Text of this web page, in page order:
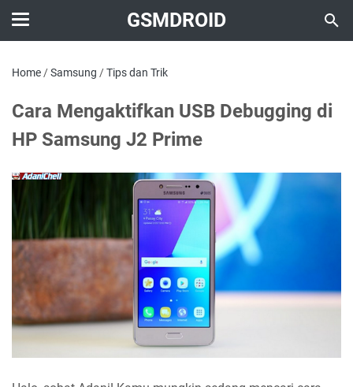
GSMDROID
Home /Samsung /Tips dan Trik
Cara Mengaktifkan USB Debugging di
HP Samsung J2 Prime